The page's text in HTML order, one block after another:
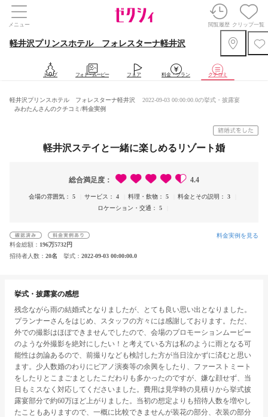
メニュー 閲覧履歴 クリップ一覧
軽井沢プリンスホテル フォレスターナ軽井沢
トップ フォト・ムービー フェア 料金・プラン クチコミ
軽井沢プリンスホテル フォレスターナ軽井沢
2022-09-03 00:00:00.0の挙式・披露宴
みわたんさんのクチコミ/料金実例
軽井沢ステイと一緒に楽しめるリゾート婚
総合満足度 4.4
会場の雰囲気 5 サービス 4 料理・飲物 5 料金とその説明
3
ロケーション・交通
5
料金実例を見る
料金総額
196万5732円
招待者人数
20名 挙式 2022-09-03 00:00:00.0
挙式・披露宴の感想
残念ながら雨の結婚式となりましたが、とても良い思い出となりました。
プランナーさんをはじめ、スタッフの方々には感謝しております。ただ、
外での撮影はほぼできませんでしたので、会場のプロモーションムービー
のような外撮影を絶対にしたい！と考えている方は私のように雨となる可
能性は勿論あるので、前撮りなども検討した方が当日泣かずに済むと思い
ます。少人数婚のわりにピアノ演奏等の余興をしたり、ファーストミート
をしたりとこまごまとしたこだわりも多かったのですが、嫌な顔せず、当
日もミスなく対応してくださいました。費用は見学時の見積りから挙式披
露宴部分で約60万ほど上がりました。当初の想定よりも招待人数を増やし
たこともありますので、一概に比較できませんが装花の部分、衣装の部分